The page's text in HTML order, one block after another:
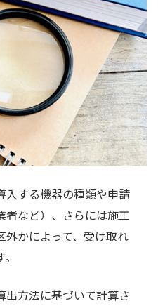
入する機器の種類や申請
など）、さらには施工
外かによって、受け取れ
方法に基づいて計算さ